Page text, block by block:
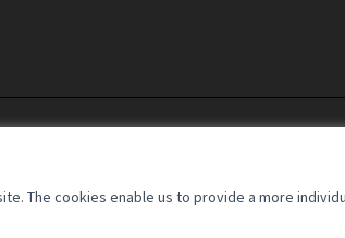
The cookies enable us to provide a more